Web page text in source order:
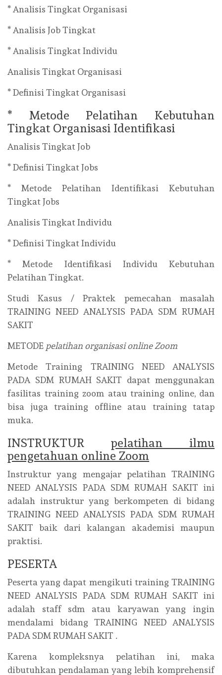
* Analisis Tingkat Organisasi
* Analisis Job Tingkat
* Analisis Tingkat Individu
Analisis Tingkat Organisasi
* Definisi Tingkat Organisasi
* Metode Pelatihan Kebutuhan
Tingkat Organisasi Identifikasi
Analisis Tingkat Job
* Definisi Tingkat Jobs
* Metode Pelatihan Identifikasi Kebutuhan
Tingkat Jobs
Analisis Tingkat Individu
* Definisi Tingkat Individu
* Metode Identifikasi Individu Kebutuhan
Pelatihan Tingkat.
Studi Kasus / Praktek pemecahan masalah
TRAINING NEED ANALYSIS PADA SDM RUMAH
SAKIT
METODE pelatihan organisasi online Zoom
Metode Training TRAINING NEED ANALYSIS
PADA SDM RUMAH SAKIT dapat menggunakan
fasilitas training zoom atau training online, dan
bisa juga training offline atau training tatap
muka.
INSTRUKTUR pelatihan ilmu
pengetahuan online Zoom
Instruktur yang mengajar pelatihan TRAINING
NEED ANALYSIS PADA SDM RUMAH SAKIT ini
adalah instruktur yang berkompeten di bidang
TRAINING NEED ANALYSIS PADA SDM RUMAH
SAKIT baik dari kalangan akademisi maupun
praktisi.
PESERTA
Peserta yang dapat mengikuti training TRAINING
NEED ANALYSIS PADA SDM RUMAH SAKIT ini
adalah staff sdm atau karyawan yang ingin
mendalami bidang TRAINING NEED ANALYSIS
PADA SDM RUMAH SAKIT .
Karena kompleksnya pelatihan ini, maka
dibutuhkan pendalaman yang lebih komprehensif